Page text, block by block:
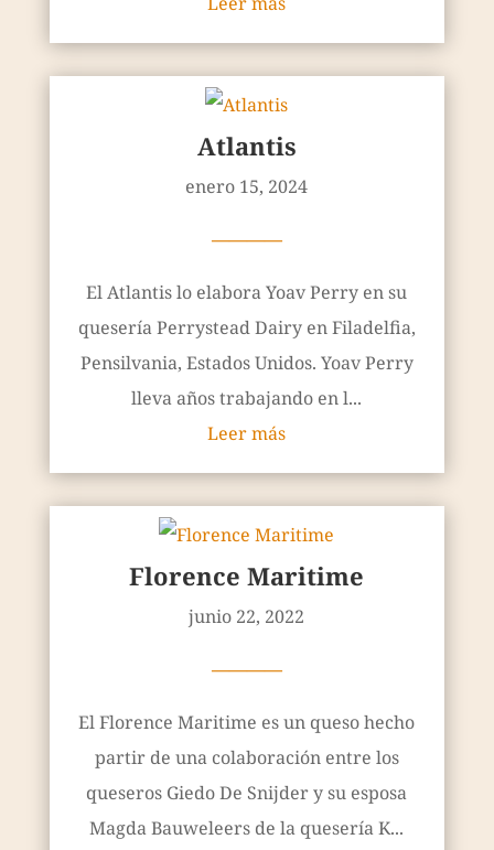
Atlantis
enero 15, 2024
————
El Atlantis lo elabora Yoav Perry en su
quesería Perrystead Dairy en Filadelfia,
Pensilvania, Estados Unidos. Yoav Perry
lleva años trabajando en l...
Leer más
Florence Maritime
junio 22, 2022
————
El Florence Maritime es un queso hecho
partir de una colaboración entre los
queseros Giedo De Snijder y su esposa
Magda Bauweleers de la quesería K...